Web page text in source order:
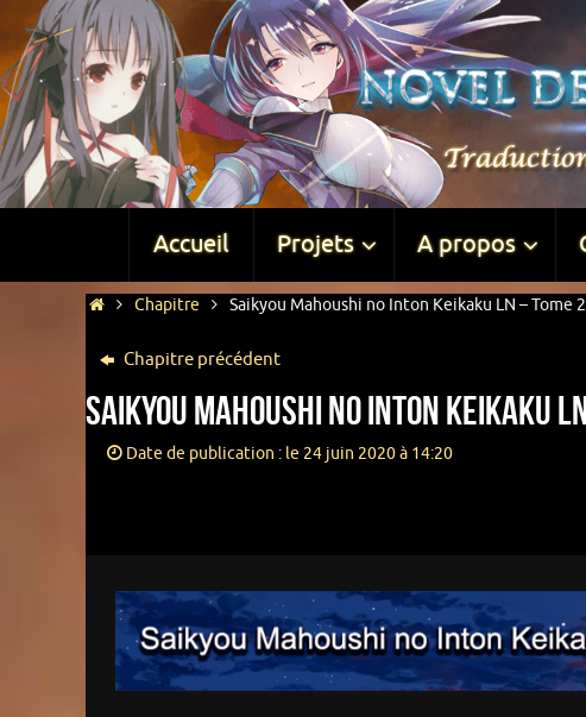
Accueil Projets A propos
Chapitre Saikyou Mahoushi no Inton Keikaku LN – Tome
Chapitre précédent
Saikyou Mahoushi no Inton Keikaku
Date de publication : le 24 juin 2020 à 14:20